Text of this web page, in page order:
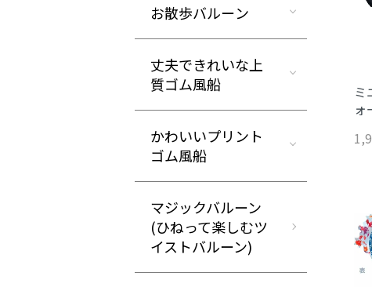
ミ
ォ
お散歩バルーン
丈夫できれいな上
質ゴム風船
かわいいプリント
ゴム風船
マジックバルーン
(ひねって楽しむツ
イストバルーン)